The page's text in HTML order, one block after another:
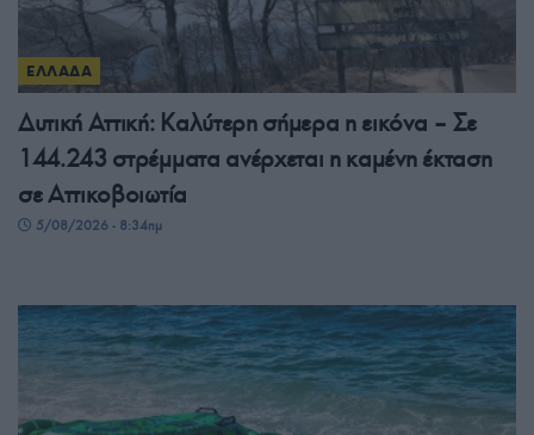
ΕΛΛΑΔΑ
Δυτική Αττική: Καλύτερη σήμερα η εικόνα – Σε
144.243 στρέμματα ανέρχεται η καμένη έκταση
σε Αττικοβοιωτία
5/08/2026 - 8:34πμ